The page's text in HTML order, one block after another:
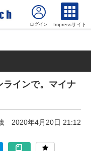
Impressサイト
ラインで。マイナ
2020年4月20日 21:12